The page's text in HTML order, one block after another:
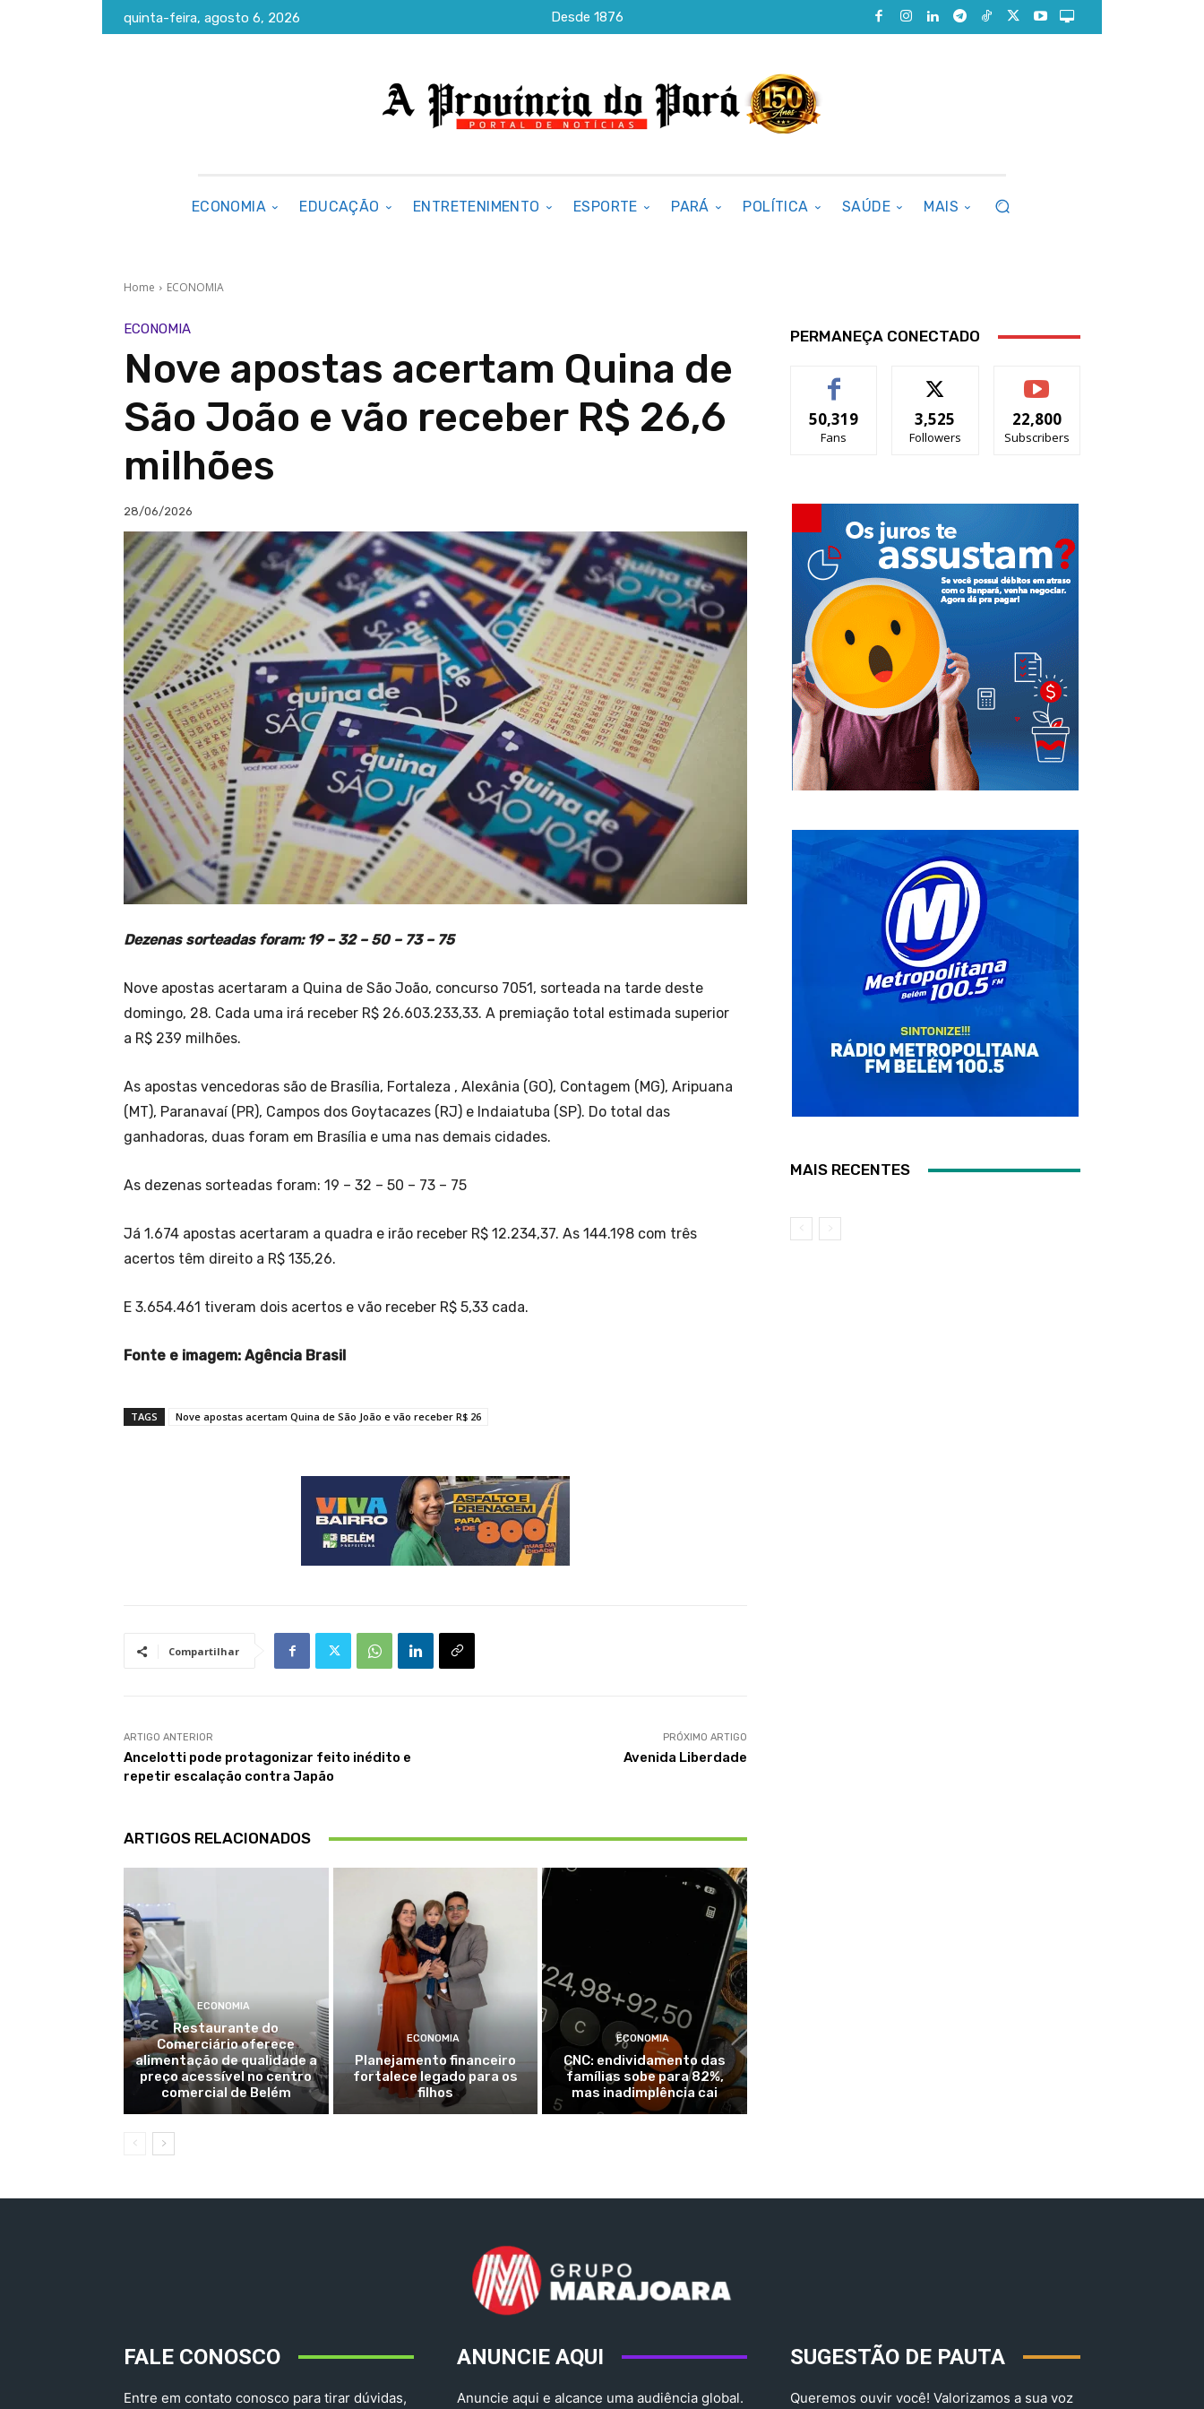
quinta-feira, agosto 6, 2026 Desde 1876
ECONOMIA EDUCAÇÃO ENTRETENIMENTO ESPORTE PARÁ POLÍTICA SAÚDE MAIS
Home ECONOMIA
ECONOMIA
Nove apostas acertam Quina de
São João e vão receber R$ 26,6
milhões
28/06/2026
Dezenas sorteadas foram: 19 – 32 – 50 – 73 – 75
Nove apostas acertaram a Quina de São João, concurso 7051, sorteada na tarde deste
domingo, 28. Cada uma irá receber R$ 26.603.233,33. A premiação total estimada superior
a R$ 239 milhões.
As apostas vencedoras são de Brasília, Fortaleza , Alexânia (GO), Contagem (MG), Aripuana
(MT), Paranavaí (PR), Campos dos Goytacazes (RJ) e Indaiatuba (SP). Do total das
ganhadoras, duas foram em Brasília e uma nas demais cidades.
As dezenas sorteadas foram: 19 – 32 – 50 – 73 – 75
Já 1.674 apostas acertaram a quadra e irão receber R$ 12.234,37. As 144.198 com três
acertos têm direito a R$ 135,26.
E 3.654.461 tiveram dois acertos e vão receber R$ 5,33 cada.
Fonte e imagem: Agência Brasil
TAGS Nove apostas acertam Quina de São João e vão receber R$ 26
Compartilhar
ARTIGO ANTERIOR
Ancelotti pode protagonizar feito inédito e
repetir escalação contra Japão
PRÓXIMO ARTIGO
Avenida Liberdade
ARTIGOS RELACIONADOS
ECONOMIA
Restaurante do
Comerciário oferece
alimentação de qualidade a
preço acessível no centro
comercial de Belém
ECONOMIA
Planejamento financeiro
fortalece legado para os
filhos
ECONOMIA
CNC: endividamento das
famílias sobe para 82%,
mas inadimplência cai
PERMANEÇA CONECTADO
50,319
Fans
3,525
Followers
22,800
Subscribers
MAIS RECENTES
FALE CONOSCO
Entre em contato conosco para tirar dúvidas,
ANUNCIE AQUI
Anuncie aqui e alcance uma audiência global.
SUGESTÃO DE PAUTA
Queremos ouvir você! Valorizamos a sua voz